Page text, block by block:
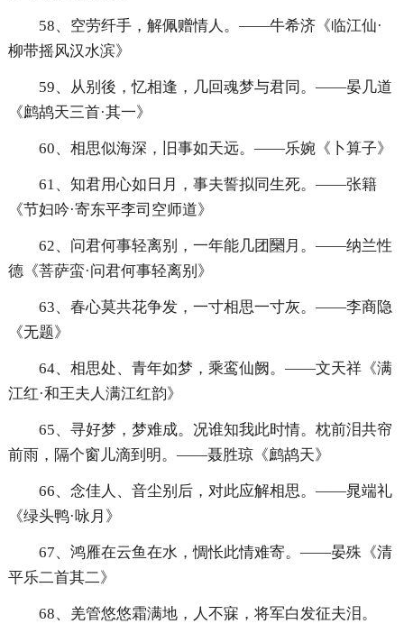
58、空劳纤手，解佩赠情人。——牛希济《临江仙·
柳带摇风汉水滨》
59、从别後，忆相逢，几回魂梦与君同。——晏几道
《鹧鸪天三首·其一》
60、相思似海深，旧事如天远。——乐婉《卜算子》
61、知君用心如日月，事夫誓拟同生死。——张籍
《节妇吟·寄东平李司空师道》
62、问君何事轻离别，一年能几团圞月。——纳兰性
德《菩萨蛮·问君何事轻离别》
63、春心莫共花争发，一寸相思一寸灰。——李商隐
《无题》
64、相思处、青年如梦，乘鸾仙阙。——文天祥《满
江红·和王夫人满江红韵》
65、寻好梦，梦难成。况谁知我此时情。枕前泪共帘
前雨，隔个窗儿滴到明。——聂胜琼《鹧鸪天》
66、念佳人、音尘别后，对此应解相思。——晁端礼
《绿头鸭·咏月》
67、鸿雁在云鱼在水，惆怅此情难寄。——晏殊《清
平乐二首其二》
68、羌管悠悠霜满地，人不寐，将军白发征夫泪。